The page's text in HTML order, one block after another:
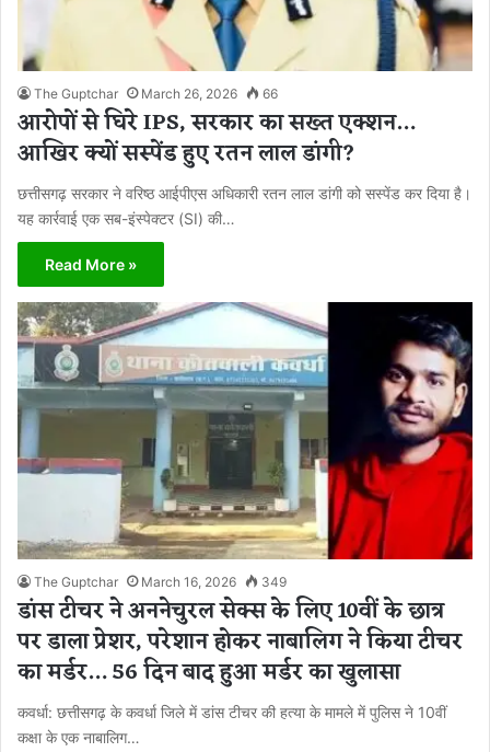
The Guptchar March 26, 2026 66
आरोपों से घिरे IPS, सरकार का सख्त एक्शन…
आखिर क्यों सस्पेंड हुए रतन लाल डांगी?
छत्तीसगढ़ सरकार ने वरिष्ठ आईपीएस अधिकारी रतन लाल डांगी को सस्पेंड कर दिया है।
यह कार्रवाई एक सब-इंस्पेक्टर (SI) की…
Read More »
The Guptchar March 16, 2026 349
डांस टीचर ने अननेचुरल सेक्स के लिए 10वीं के छात्र
पर डाला प्रेशर, परेशान होकर नाबालिग ने किया टीचर
का मर्डर… 56 दिन बाद हुआ मर्डर का खुलासा
कवर्धा: छत्तीसगढ़ के कवर्धा जिले में डांस टीचर की हत्या के मामले में पुलिस ने 10वीं
कक्षा के एक नाबालिग…